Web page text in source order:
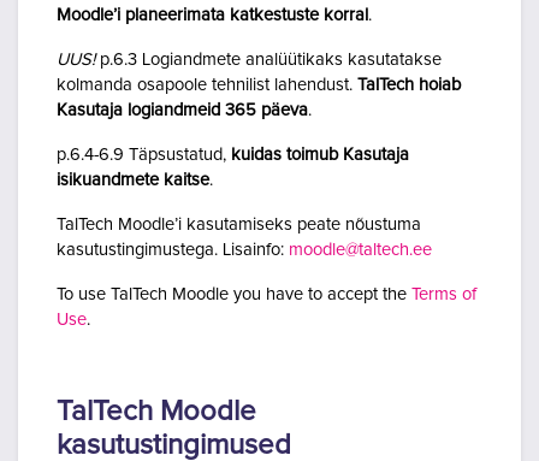
Moodle’i planeerimata katkestuste korral .
UUS!p.6.3 Logiandmete analüütikaks kasutatakse
kolmanda osapoole tehnilist lahendust. TalTech hoiab
Kasutaja logiandmeid 365 päeva.
p.6.4-6.9 Täpsustatud, kuidas toimub Kasutaja
isikuandmete kaitse.
TalTech Moodle’i kasutamiseks peate nõustuma
kasutustingimustega. Lisainfo: moodle@taltech.ee
To use TalTech Moodle you have to accept the Terms of
Use.
TalTech Moodle
kasutustingimused